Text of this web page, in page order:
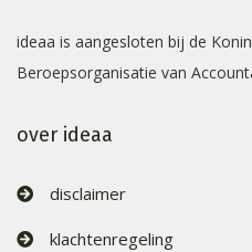
ideaa is aangesloten bij de
Beroepsorganisatie van
over ideaa
disclaimer
klachtenregeling